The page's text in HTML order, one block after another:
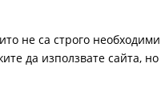
не са строго
да използвате сайта,